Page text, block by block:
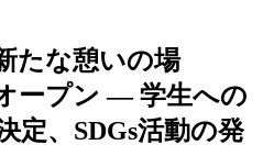
たな憩いの場
オープン — 学生への
定、SDGs活動の発